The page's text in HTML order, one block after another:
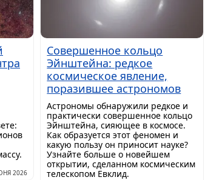
2026
Совершенное кольцо
Эйнштейна: редкое
космическое явление,
поразившее астрономов
Астрономы обнаружили редкое и
практически совершенное кольцо
Эйнштейна, сияющее в космосе.
Как образуется этот феномен и
какую пользу он приносит науке?
Узнайте больше о новейшем
открытии, сделанном космическим
телескопом Евклид.